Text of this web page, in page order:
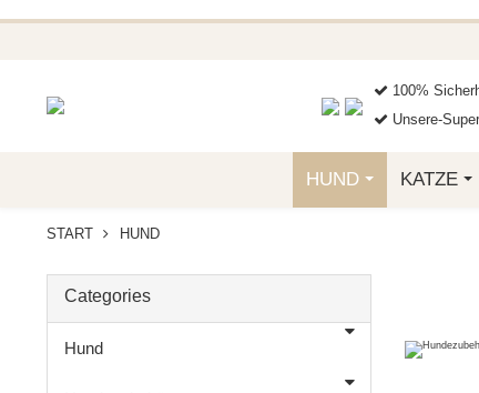
BEI EINER
GREIFEN SIE
100%
Unsere-
HUND KATZE
START HUND
Categories
Hund